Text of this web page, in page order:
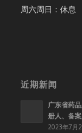
周六周日：休息
近期新闻
广东省药
册人、备
2023年7月